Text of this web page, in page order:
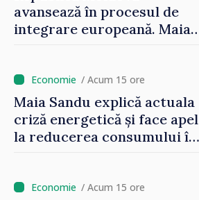
avansează în procesul de
integrare europeană. Maia
/ Acum 15 ore
Maia Sandu explică actuala
criză energetică și face apel
la reducerea consumului în
un nivel mai mic”
/ Acum 15 ore